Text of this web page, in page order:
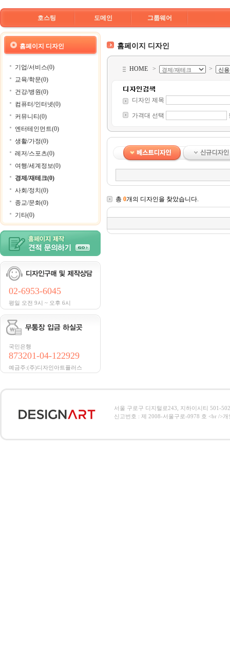
호스팅 도메인 그룹웨어
홈페이지 디자인
기업/서비스(0)
교육/학문(0)
건강/병원(0)
컴퓨터/인터넷(0)
커뮤니티(0)
엔터테인먼트(0)
생활/가정(0)
레저/스포츠(0)
여행/세계정보(0)
경제/재테크(0)
사회/정치(0)
종교/문화(0)
기타(0)
02-6953-6045
평일 오전 9시 ~ 오후 6시
국민은행
873201-04-122929
예금주:(주)디자인아트플러스
홈페이지 디자인
HOME > >
디자인 제목
가격대 선택
총 0개의 디자인을 찾았습니다.
서울 구로구 디지털로243, 지하이시티 501-
신고번호 : 제 2008-서울구로-0978 호 <br />